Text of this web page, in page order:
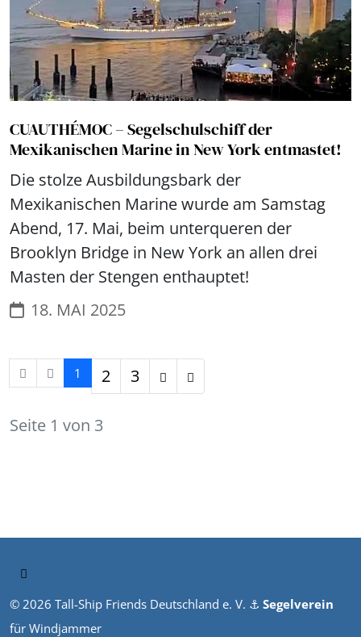
CUAUTHÉMOC – Segelschulschiff der
Mexikanischen Marine in New York entmastet!
Die stolze Ausbildungsbark der
Mexikanischen Marine wurde am Samstag
Abend, 17. Mai, beim unterqueren der
Brooklyn Bridge in New York an allen drei
Masten der Stengen enthauptet!
18. MAI 2025
1 2 3
Seite 1 von 3
© 2026 Tall-Ship Friends Deutschland e. V. ⚓︎ Segelverein
für Windjammer